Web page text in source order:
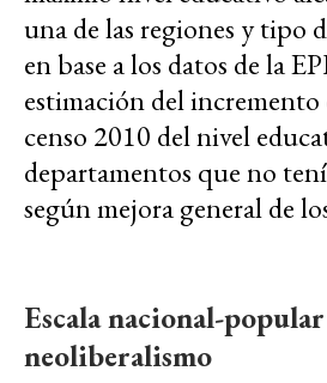
una de las regiones y tipo
en base a los datos de la
estimación del
censo 2010 del nivel
departamentos que no
según mejora general de
Escala nacional-
neoliberalismo